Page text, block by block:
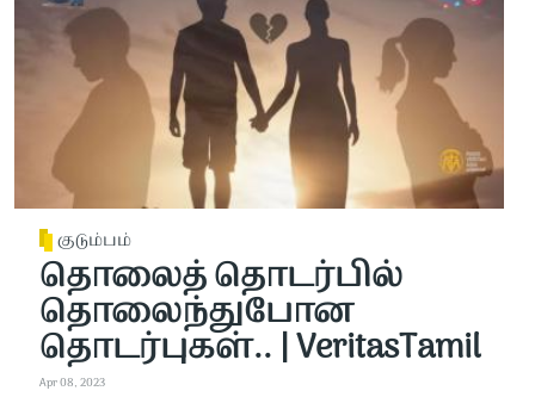
குடும்பம்
தொலைத் தொடர்பில்
தொலைந்துபோன
தொடர்புகள்.. | VeritasTamil
Apr 08, 2023